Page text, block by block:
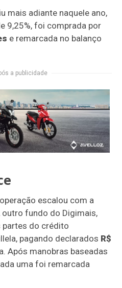
mais adiante naquele ano,
9,25%, foi comprada por
e remarcada no balanço
a publicidade
escalou com a
outro fundo do Digimais,
partes do crédito
pagando declarados R$
Após manobras baseadas
uma foi remarcada